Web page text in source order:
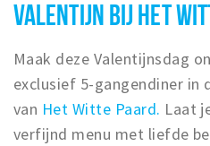
VALENTIJN BIJ HET
Maak deze Valentijnsdag
exclusief 5-gangendiner in
van Het Witte Paard. Laat
verfijnd menu met liefde